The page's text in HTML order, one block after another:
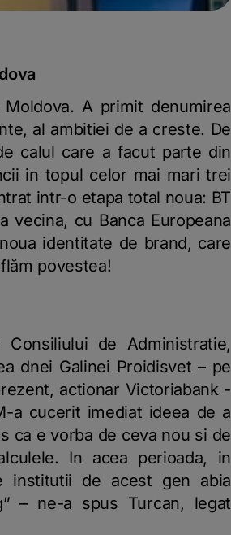
A primit denumirea
al ambitiei de a creste. De
calul care a facut parte din
in topul celor mai mari trei
intr-o etapa total noua: BT
cu Banca Europeana
identitate de brand, care
povestea!
de Administratie,
dnei Galinei Proidisvet – pe
actionar Victoriabank -
a cucerit imediat ideea de a
ca e vorba de ceva nou si de
In acea perioada, in
institutii de acest gen abia
”– ne-a spus Turcan, legat